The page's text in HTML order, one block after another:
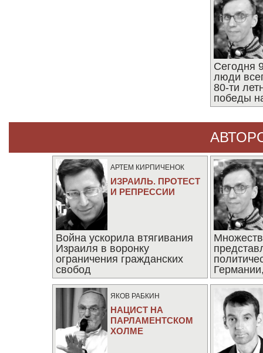
Сегодня
люди
80-ти
победы
АРТЕМ КИРПИЧЕНОК
ИЗРАИЛЬ. ПРОТЕСТ
И РЕПРЕССИИ
Война ускорила втягивания
Израиля в воронку
ограничения гражданских
свобод
ЯКОВ РАБКИН
НАЦИСТ НА
ПАРЛАМЕНТСКОМ
ХОЛМЕ